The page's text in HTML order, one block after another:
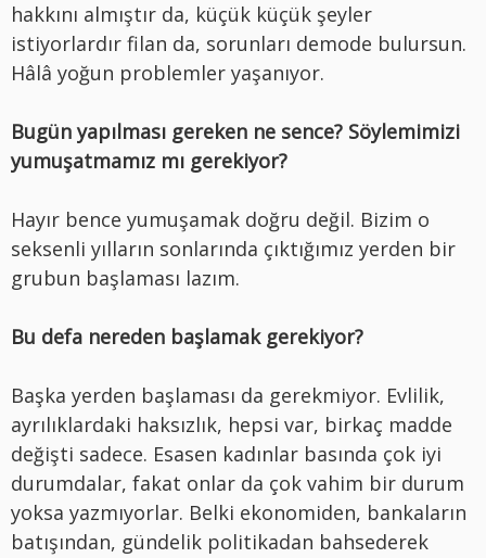
hakkını almıştır da, küçük küçük şeyler
istiyorlardır filan da, sorunları demode bulursun.
Hâlâ yoğun problemler yaşanıyor.
Bugün yapılması gereken ne sence? Söylemimizi
yumuşatmamız mı gerekiyor?
Hayır bence yumuşamak doğru değil. Bizim o
seksenli yılların sonlarında çıktığımız yerden bir
grubun başlaması lazım.
Bu defa nereden başlamak gerekiyor?
Başka yerden başlaması da gerekmiyor. Evlilik,
ayrılıklardaki haksızlık, hepsi var, birkaç madde
değişti sadece. Esasen kadınlar basında çok iyi
durumdalar, fakat onlar da çok vahim bir durum
yoksa yazmıyorlar. Belki ekonomiden, bankaların
batışından, gündelik politikadan bahsederek